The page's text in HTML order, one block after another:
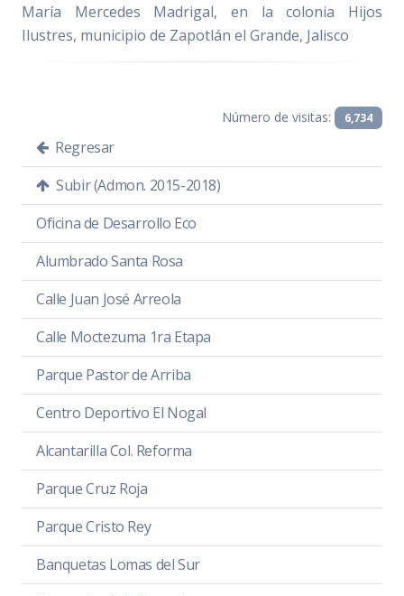
María Mercedes Madrigal, en la colonia Hijos
Ilustres, municipio de Zapotlán el Grande, Jalisco
Número de visitas: 6,734
Regresar
Subir (Admon. 2015-2018)
Oficina de Desarrollo Eco
Alumbrado Santa Rosa
Calle Juan José Arreola
Calle Moctezuma 1ra Etapa
Parque Pastor de Arriba
Centro Deportivo El Nogal
Alcantarilla Col. Reforma
Parque Cruz Roja
Parque Cristo Rey
Banquetas Lomas del Sur